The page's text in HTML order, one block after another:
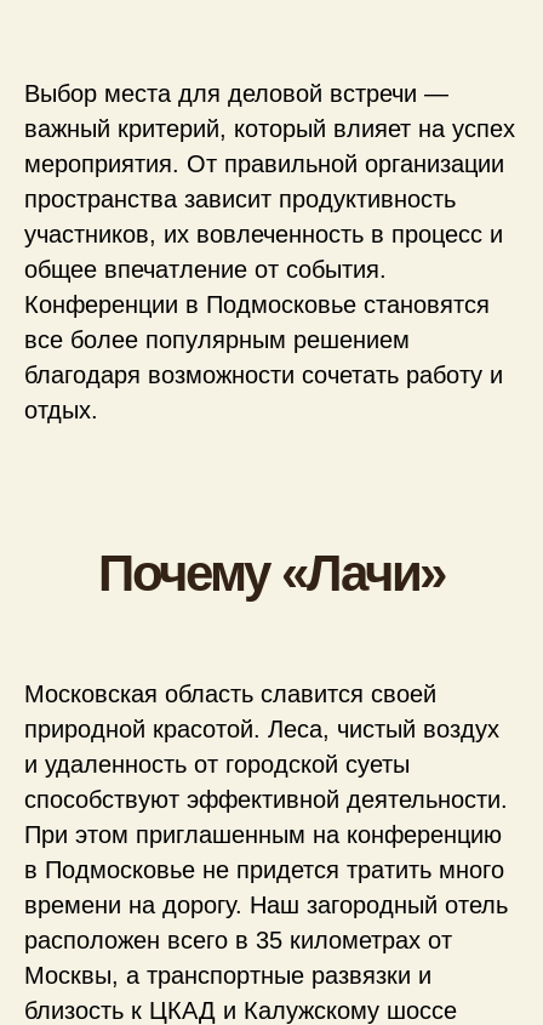
Выбор места для деловой встречи —
важный критерий, который влияет на успех
мероприятия. От правильной организации
пространства зависит продуктивность
участников, их вовлеченность в процесс и
общее впечатление от события.
Конференции в Подмосковье становятся
все более популярным решением
благодаря возможности сочетать работу и
отдых.
Почему «Лачи»
Московская область славится своей
природной красотой. Леса, чистый воздух
и удаленность от городской суеты
способствуют эффективной деятельности.
При этом приглашенным на конференцию
в Подмосковье не придется тратить много
времени на дорогу. Наш загородный отель
расположен всего в 35 километрах от
Москвы, а транспортные развязки и
близость к ЦКАД и Калужскому шоссе
Услуги нашего
комплекса